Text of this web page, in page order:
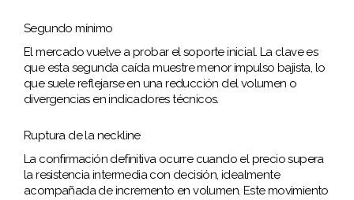
Segundo mínimo
El mercado vuelve a probar el soporte inicial. La clave es
que esta segunda caída muestre menor impulso bajista, lo
que suele reflejarse en una reducción del volumen o
divergencias en indicadores técnicos.
Ruptura de la neckline
La confirmación definitiva ocurre cuando el precio supera
la resistencia intermedia con decisión, idealmente
acompañada de incremento en volumen. Este movimiento